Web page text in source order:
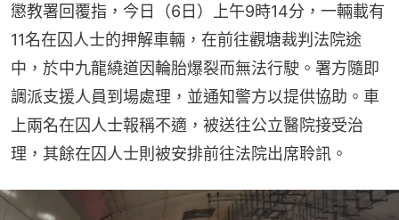
懲教署回覆指，今日（6日）上午9時14分，一輛載有
11名在囚人士的押解車輛，在前往觀塘裁判法院途
中，於中九龍繞道因輪胎爆裂而無法行駛。署方隨即
調派支援人員到場處理，並通知警方以提供協助。車
上兩名在囚人士報稱不適，被送往公立醫院接受治
理，其餘在囚人士則被安排前往法院出席聆訊。